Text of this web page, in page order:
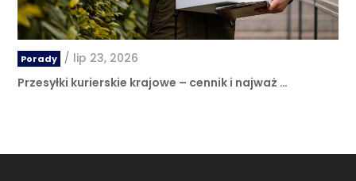
Porady / lip 23, 2026
Przesyłki kurierskie krajowe – cennik i najważ …